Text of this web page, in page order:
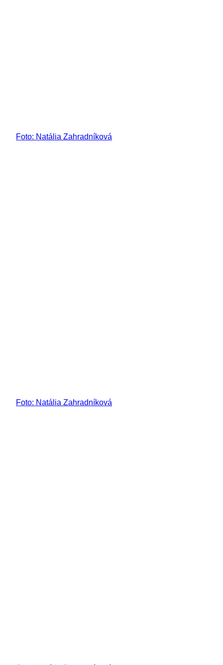
Foto: Natália Zahradníková
Foto: Natália Zahradníková